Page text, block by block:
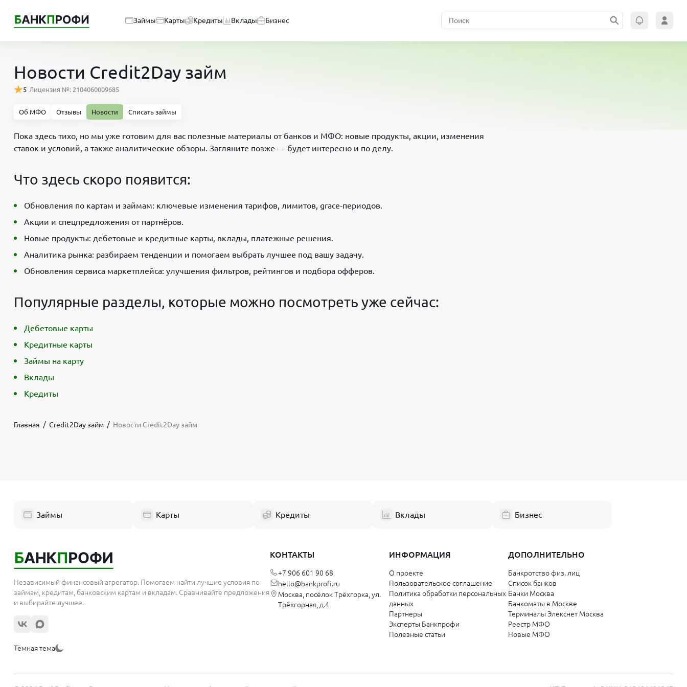
Займы Карты Кредиты Вклады Бизнес
Новости Credit2Day займ
5 Лицензия №: 2104060009685
Об МФО Отзывы Новости Списать займы
Пока здесь тихо, но мы уже готовим для вас полезные материалы от банков и МФО: новые продукты, акции, изменения
ставок и условий, а также аналитические обзоры. Загляните позже — будет интересно и по делу.
Что здесь скоро появится:
Обновления по картам и займам: ключевые изменения тарифов, лимитов, grace-периодов.
Акции и спецпредложения от партнёров.
Новые продукты: дебетовые и кредитные карты, вклады, платежные решения.
Аналитика рынка: разбираем тенденции и помогаем выбрать лучшее под вашу задачу.
Обновления сервиса маркетплейса: улучшения фильтров, рейтингов и подбора офферов.
Популярные разделы, которые можно посмотреть уже сейчас:
Дебетовые карты
Кредитные карты
Займы на карту
Вклады
Кредиты
Главная Credit2Day займ Новости Credit2Day займ
Займы Карты Кредиты Вклады Бизнес
Независимый финансовый агрегатор. Помогаем найти лучшие условия по
займам, кредитам, банковским картам и вкладам. Сравнивайте предложения
и выбирайте лучшее.
Тёмная тема
КОНТАКТЫ
+7 906 601 90 68
hello@bankprofi.ru
Москва, посёлок Трёхгорка, ул.
Трёхгорная, д.4
ИНФОРМАЦИЯ
О проекте
Пользовательское соглашение
Политика обработки персональных
данных
Партнеры
Эксперты Банкпрофи
Полезные статьи
ДОПОЛНИТЕЛЬНО
Банкротство физ. лиц
Список банков
Банки Москва
Банкоматы в Москве
Терминалы Элекснет Москва
Реестр МФО
Новые МФО